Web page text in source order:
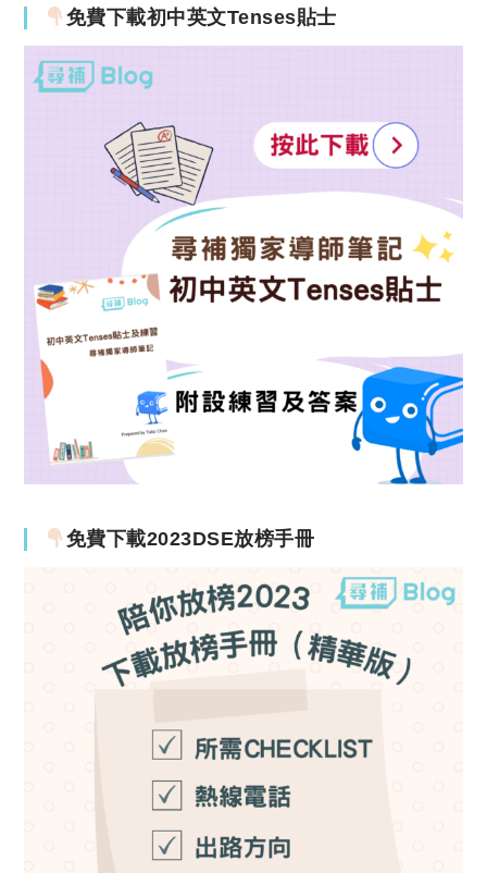
免費下載初中英文Tenses貼士
免費下載2023DSE放榜手冊